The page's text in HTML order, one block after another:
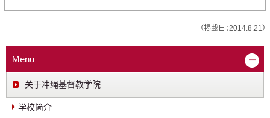
（掲載日：2014.8.21）
Menu
关于冲绳基督教学院
学校简介